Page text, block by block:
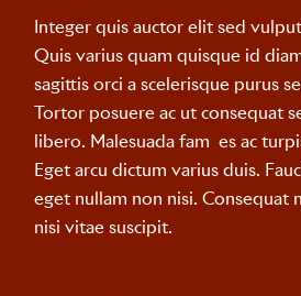
Integer quis auctor elit sed
Quis varius quam quisque id
sagittis orci a scelerisque purus
Tortor posuere ac ut consequat
libero. Malesuada fam es ac
Eget arcu dictum varius duis.
eget nullam non nisi. Consequat
nisi vitae suscipit.